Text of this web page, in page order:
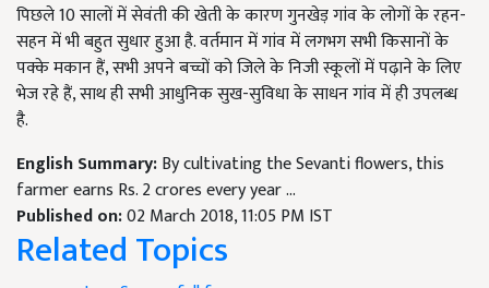
पिछले 10 सालों में सेवंती की खेती के कारण गुनखेड़ गांव के लोगों के रहन-
सहन में भी बहुत सुधार हुआ है. वर्तमान में गांव में लगभग सभी किसानों के
पक्के मकान हैं, सभी अपने बच्चों को जिले के निजी स्कूलों में पढ़ाने के लिए
भेज रहे हैं, साथ ही सभी आधुनिक सुख-सुविधा के साधन गांव में ही उपलब्ध
है.
English Summary:By cultivating the Sevanti flowers, this
farmer earns Rs. 2 crores every year ...
Published on:02 March 2018, 11:05 PM IST
Related Topics